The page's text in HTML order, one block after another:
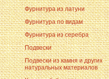
Фурнитура из латуни
Фурнитура по видам
Фурнитура из серебра
Подвески
Подвески из камня и других
натуральных материалов